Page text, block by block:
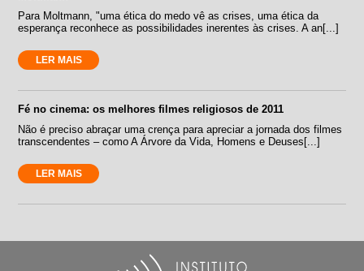
Para Moltmann, "uma ética do medo vê as crises, uma ética da
esperança reconhece as possibilidades inerentes às crises. A an[...]
LER MAIS
Fé no cinema: os melhores filmes religiosos de 2011
Não é preciso abraçar uma crença para apreciar a jornada dos filmes
transcendentes – como A Árvore da Vida, Homens e Deuses[...]
LER MAIS